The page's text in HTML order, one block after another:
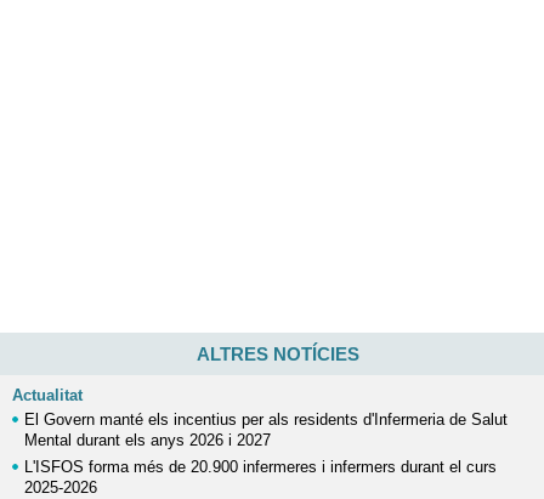
ALTRES NOTÍCIES
Actualitat
El Govern manté els incentius per als residents d'Infermeria de Salut
Mental durant els anys 2026 i 2027
L'ISFOS forma més de 20.900 infermeres i infermers durant el curs
2025-2026